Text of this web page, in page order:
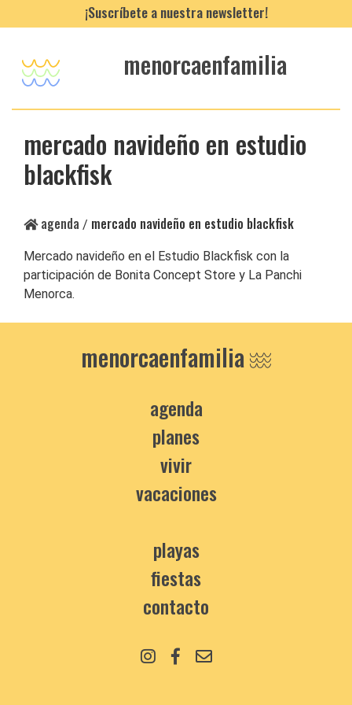
¡Suscríbete a nuestra newsletter!
menorcaenfamilia
mercado navideño en estudio
blackfisk
agenda / mercado navideño en estudio blackfisk
Mercado navideño en el Estudio Blackfisk con la
participación de Bonita Concept Store y La Panchi
Menorca.
menorcaenfamilia
agenda
planes
vivir
vacaciones
playas
fiestas
contacto